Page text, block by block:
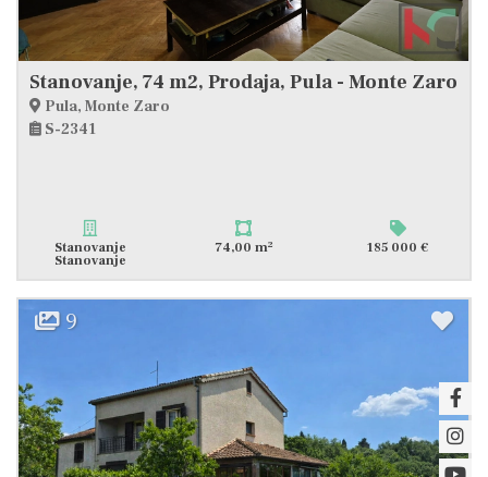
Stanovanje, 74 m2, Prodaja, Pula - Monte Zaro
Pula, Monte Zaro
S-2341
Stanovanje
Stanovanje
74,00 m2 185 000 €
9